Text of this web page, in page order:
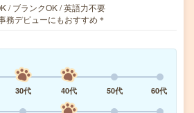
/ ブランクOK / 英語力不要
務デビューにもおすすめ＊
30代 40代 50代
60代